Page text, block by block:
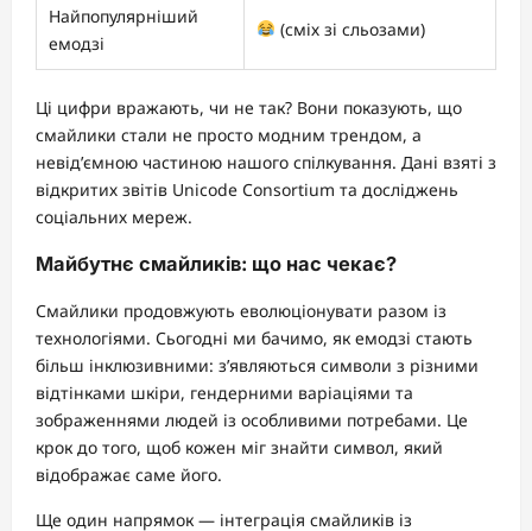
Найпопулярніший
емодзі
(сміх зі сльозами)
Ці цифри вражають, чи не так? Вони показують, що
смайлики стали не просто модним трендом, а
невід’ємною частиною нашого спілкування. Дані взяті з
відкритих звітів Unicode Consortium та досліджень
соціальних мереж.
Майбутнє смайликів: що нас чекає?
Смайлики продовжують еволюціонувати разом із
технологіями. Сьогодні ми бачимо, як емодзі стають
більш інклюзивними: з’являються символи з різними
відтінками шкіри, гендерними варіаціями та
зображеннями людей із особливими потребами. Це
крок до того, щоб кожен міг знайти символ, який
відображає саме його.
Ще один напрямок — інтеграція смайликів із